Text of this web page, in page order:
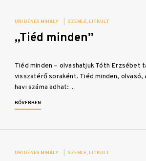
URI DÉNES MIHÁLY SZEMLE LITKULT
„Tiéd minden”
Tiéd minden – olvashatjuk Tóth Erzsébet
visszatérő soraként. Tiéd minden, olvasó,
havi száma adhat:…
BŐVEBBEN
URI DÉNES MIHÁLY SZEMLE LITKULT